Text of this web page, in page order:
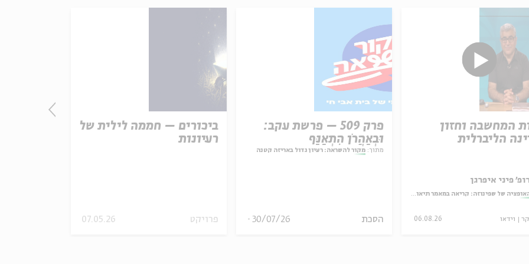
ביכורים – חממה לילית של
רעיונות
פרויקט 07.05.26
פרק 509 – פרשת עקב:
וּבְאַהֲרֹן הִתְאַנַּף
מתוך: מקור להשראה: רעיון גדול באריזה קטנה
הסכת 30/07/26
המחשבה וחזון
הליברלית
פיני איפרגן
של שפינוזה: קריאה במאמר תיאולוגי־מדיני
וידאו 06.08.26